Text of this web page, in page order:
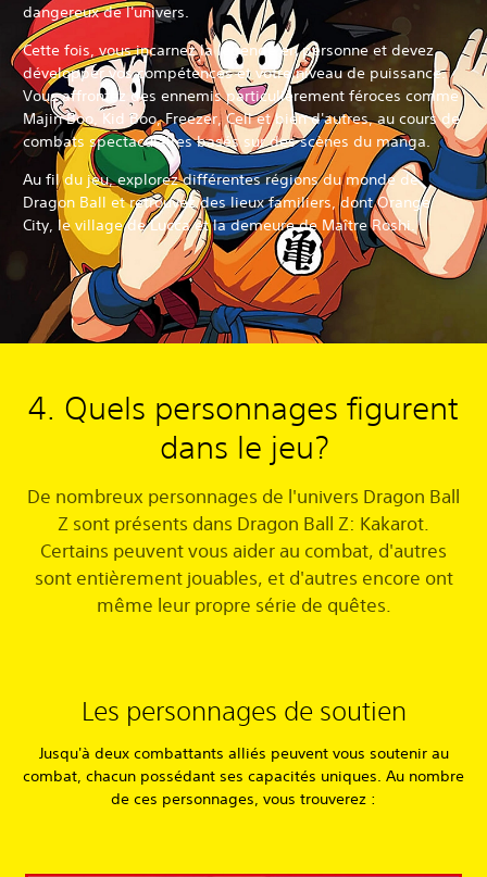
dangereux de l'univers.
Cette fois, vous incarnez la légende en personne et devez
développer vos compétences et votre niveau de puissance.
Vous affrontez des ennemis particulièrement féroces comme
Majin Boo, Kid Boo, Freezer, Cell et bien d'autres, au cours de
combats spectaculaires basés sur des scènes du manga.
Au fil du jeu, explorez différentes régions du monde de
Dragon Ball et retrouvez des lieux familiers, dont Orange
City, le village de Lucca et la demeure de Maître Roshi.
4. Quels personnages figurent
dans le jeu?
De nombreux personnages de l'univers Dragon Ball
Z sont présents dans Dragon Ball Z: Kakarot.
Certains peuvent vous aider au combat, d'autres
sont entièrement jouables, et d'autres encore ont
même leur propre série de quêtes.
Les personnages de soutien
Jusqu'à deux combattants alliés peuvent vous soutenir au
combat, chacun possédant ses capacités uniques. Au nombre
de ces personnages, vous trouverez :